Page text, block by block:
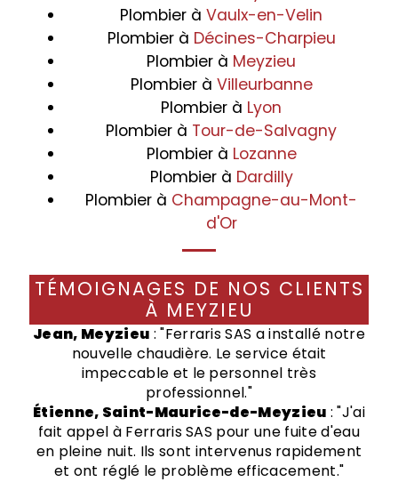
Plombier à Vaulx-en-Velin
Plombier à Décines-Charpieu
Plombier à Meyzieu
Plombier à Villeurbanne
Plombier à Lyon
Plombier à Tour-de-Salvagny
Plombier à Lozanne
Plombier à Dardilly
Plombier à Champagne-au-Mont-
d'Or
TÉMOIGNAGES DE NOS CLIENTS
À MEYZIEU
Jean, Meyzieu : "Ferraris SAS a installé notre
nouvelle chaudière. Le service était
impeccable et le personnel très
professionnel."
Étienne, Saint-Maurice-de-Meyzieu : "J'ai
fait appel à Ferraris SAS pour une fuite d'eau
en pleine nuit. Ils sont intervenus rapidement
et ont réglé le problème efficacement."